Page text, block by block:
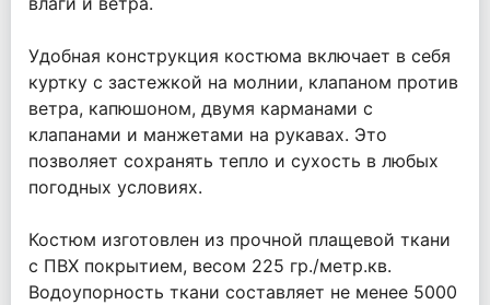
Удобная конструкция костюма включает в себя
куртку с застежкой на молнии, клапаном против
ветра, капюшоном, двумя карманами с
клапанами и манжетами на рукавах. Это
позволяет сохранять тепло и сухость в любых
погодных условиях.
Костюм изготовлен из прочной плащевой ткани
с ПВХ покрытием, весом 225 гр./метр.кв.
Водоупорность ткани составляет не менее 5000